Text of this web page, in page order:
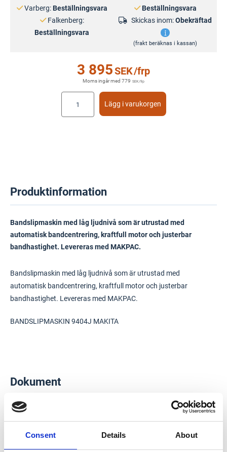
Consent Details About
Varberg: Beställningsvara
Falkenberg:
Beställningsvara
Beställningsvara
Skickas inom:Obekräftad
(frakt beräknas i kassan)
3 895SEK/frp
Moms ingår med 779 SEK/frp
Lägg i varukorgen
Produktinformation
Bandslipmaskin med låg ljudnivå som är utrustad med
automatisk bandcentrering, kraftfull motor och justerbar
bandhastighet. Levereras med MAKPAC.
Bandslipmaskin med låg ljudnivå som är utrustad med
automatisk bandcentrering, kraftfull motor och justerbar
bandhastighet. Levereras med MAKPAC.
BANDSLIPMASKIN 9404J MAKITA
Dokument
Användarhandbok